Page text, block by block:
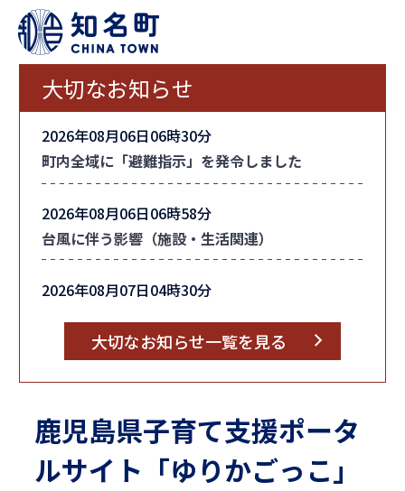
大切なお知らせ
2026年08月06日06時30分
町内全域に「避難指示」を発令しました
2026年08月06日06時58分
台風に伴う影響（施設・生活関連）
2026年08月07日04時30分
大切なお知らせ一覧を見る
鹿児島県子育て支援ポータ
ルサイト「ゆりかごっこ」